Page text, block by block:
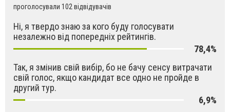
проголосували 102 відвідувачів
Ні, я твердо знаю за кого буду голосувати
незалежно від попередніх рейтингів.
78,4%
Так, я змінив свій вибір, бо не бачу сенсу витрачати
свій голос, якщо кандидат все одно не пройде в
другий тур.
6,9%